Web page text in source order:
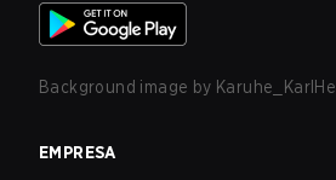
Background image by Karuhe_KarlHe
EMPRESA